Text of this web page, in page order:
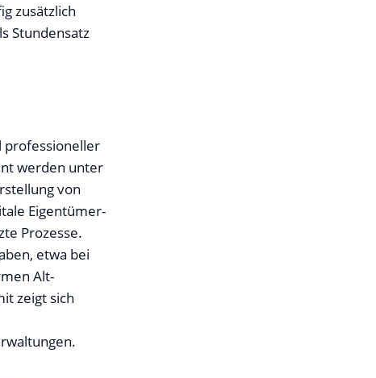
zusätzlich
Stundensatz
professioneller
werden unter
von
Eigentümer-
Prozesse.
etwa bei
Alt-
zeigt sich